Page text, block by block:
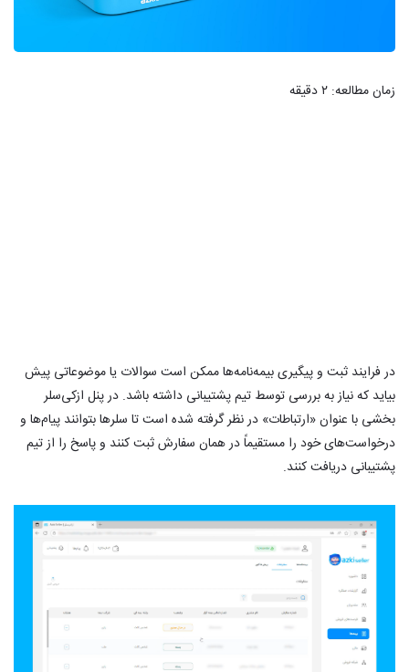
زمان مطالعه: ۲دقیقه
در فرایند ثبت و پیگیری بیمه‌نامه‌ها ممکن است سوالات یا موضوعاتی پیش
بیاید که نیاز به بررسی توسط تیم پشتیبانی داشته باشد. در پنل ازکی‌سلر
بخشی با عنوان «ارتباطات» در نظر گرفته شده است تا سلرها بتوانند پیام‌ها و
درخواست‌های خود را مستقیماً در همان سفارش ثبت کنند و پاسخ را از تیم
پشتیبانی دریافت کنند.